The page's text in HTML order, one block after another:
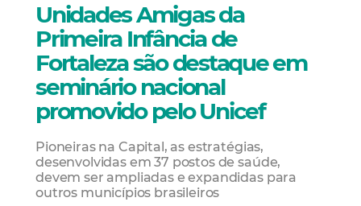
Unidades Amigas da
Primeira Infância de
Fortaleza são destaque em
seminário nacional
promovido pelo Unicef
Pioneiras na Capital, as estratégias,
desenvolvidas em 37 postos de saúde,
devem ser ampliadas e expandidas para
outros municípios brasileiros